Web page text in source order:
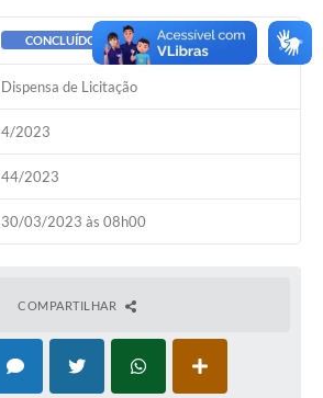
CONCLUÍDO
Dispensa de Licitação
4/2023
44/2023
30/03/2023 às 08h00
COMPARTILHAR